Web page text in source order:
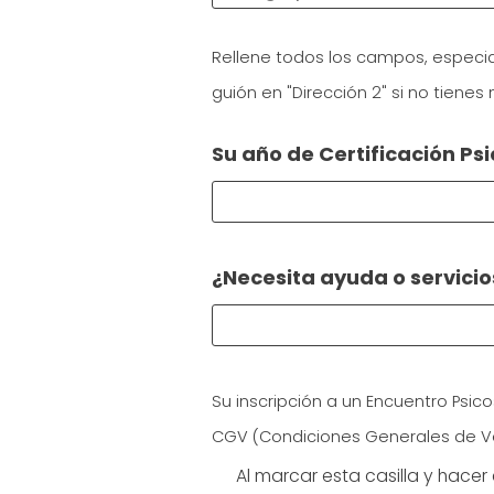
Rellene todos los campos,
guión en "Dirección 2" si no
Su año de Certificación
¿Necesita ayuda o
Terms *
Su inscripción a un Encuentro
CGV (Condiciones Generales de
Al marcar esta casilla y hacer